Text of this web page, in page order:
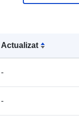
Actualizat
-
-
uriRef: